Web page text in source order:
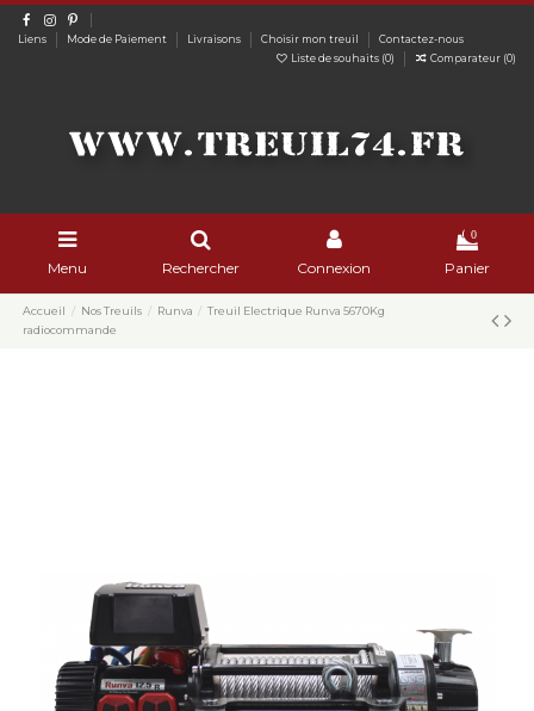
Liens Mode de Paiement Livraisons Choisir mon treuil
Contactez-nous
Liste de souhaits (0) Comparateur (0)
Menu Rechercher Connexion
0
Panier
Accueil Nos Treuils Runva
Treuil Electrique Runva 5670Kg
radiocommande